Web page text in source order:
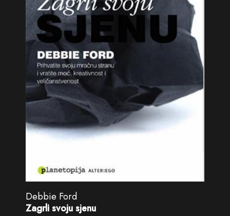
Debbie Ford
Zagrli svoju sjenu